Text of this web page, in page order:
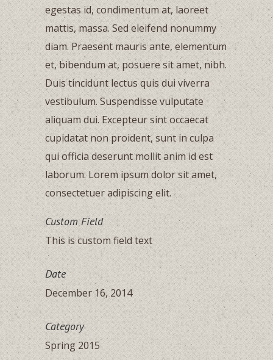
egestas id, condimentum at, laoreet
mattis, massa. Sed eleifend nonummy
diam. Praesent mauris ante, elementum
et, bibendum at, posuere sit amet, nibh.
Duis tincidunt lectus quis dui viverra
vestibulum. Suspendisse vulputate
aliquam dui. Excepteur sint occaecat
cupidatat non proident, sunt in culpa
qui officia deserunt mollit anim id est
laborum. Lorem ipsum dolor sit amet,
consectetuer adipiscing elit.
Custom Field
This is custom field text
Date
December 16, 2014
Category
Spring 2015